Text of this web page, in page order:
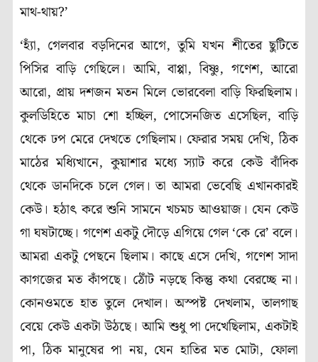
মাথ-থায়?’
‘হ্যাঁ, গেলবার বড়দিনের আগে, তুমি যখন শীতের ছুটিতে
পিসির বাড়ি গেছিলে। আমি, বাপ্পা, বিষ্ণু, গণেশ, আরো
আরো, প্রায় দশজন মতন মিলে ভোরবেলা বাড়ি ফিরছিলাম।
কুলডিহিতে মাচা শো হচ্ছিল, পোসেনজিত এসেছিল, বাড়ি
থেকে ঢপ মেরে দেখতে গেছিলাম। ফেরার সময় দেখি, ঠিক
মাঠের মধ্যিখানে, কুয়াশার মধ্যে স্যাট করে কেউ বাঁদিক
থেকে ডানদিকে চলে গেল। তা আমরা ভেবেছি এখানকারই
কেউ। হঠাৎ করে শুনি সামনে খচমচ আওয়াজ। যেন কেউ
গা ঘষটাচ্ছে। গণেশ একটু দৌড়ে এগিয়ে গেল ‘কে রে’ বলে।
আমরা একটু পেছনে ছিলাম। কাছে এসে দেখি, গণেশ সাদা
কাগজের মত কাঁপছে। ঠোঁট নড়ছে কিন্তু কথা বেরচ্ছে না।
কোনওমতে হাত তুলে দেখাল। অস্পষ্ট দেখলাম, তালগাছ
বেয়ে কেউ একটা উঠছে। আমি শুধু পা দেখেছিলাম, একটাই
পা, ঠিক মানুষের পা নয়, যেন হাতির মত মোটা, ফোলা